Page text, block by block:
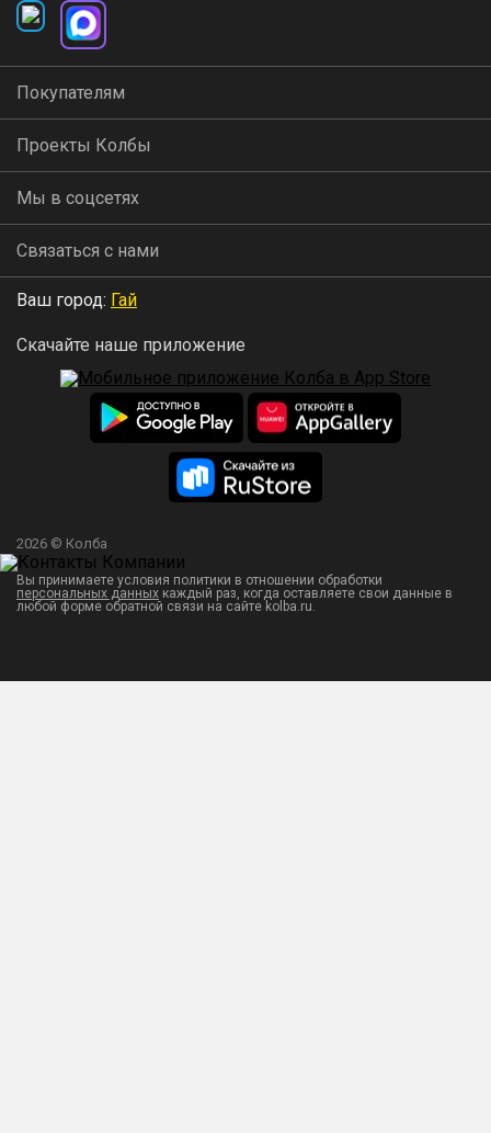
Покупателям
Проекты Колбы
Мы в соцсетях
Связаться с нами
Ваш город: Гай
Скачайте наше приложение
2026 © Колба
Вы принимаете условия политики в отношении обработки
персональных данных каждый раз, когда оставляете свои данные в
любой форме обратной связи на сайте kolba.ru.